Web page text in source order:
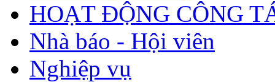
HOẠT ĐỘNG CÔNG
Nhà báo - Hội viên
Nghiệp vụ